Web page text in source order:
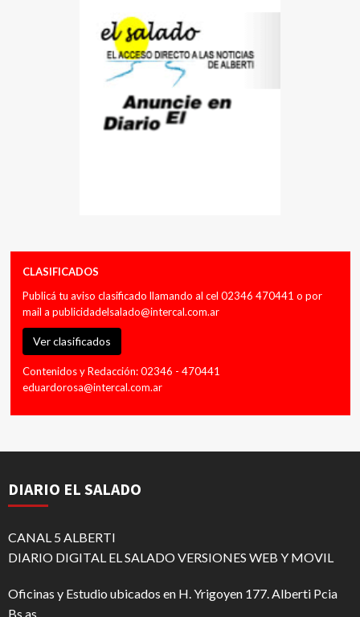
CLASIFICADOS
Publicá tu aviso clasificado llamando al cel 02346 470441 o por
mail a publicidadelsalado@intercal.com.ar
Ver clasificados
Contenidos y Redacción: 02346 - 470441
eduardorosa@intercal.com.ar
DIARIO EL SALADO
CANAL 5 ALBERTI
DIARIO DIGITAL EL SALADO VERSIONES WEB Y MOVIL
Oficinas y Estudio ubicados en H. Yrigoyen 177. Alberti Pcia
Bs.as.